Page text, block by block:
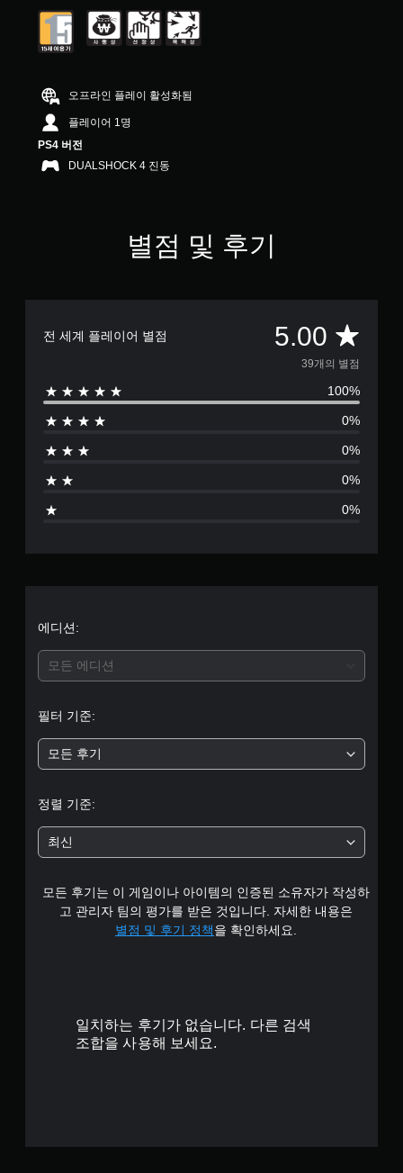
별
평
5
개
별
오프라인 플레이 활성화됨
플레이어 1명
PS4 버전
DUALSHOCK 4 진동
별점 및 후기
전 세계 플레이어 별점 5.00 총
3
9
별
으
중
평
5
개
별
39개의 별점
100%
0%
0%
0%
0%
에디션:
모든 에디션
필터 기준:
모든 후기
정렬 기준:
최신
모든 후기는 이 게임이나 아이템의 인증된 소유자가 작성하
고 관리자 팀의 평가를 받은 것입니다. 자세한 내용은
별점 및 후기 정책을 확인하세요.
일치하는 후기가 없습니다. 다른 검색
조합을 사용해 보세요.